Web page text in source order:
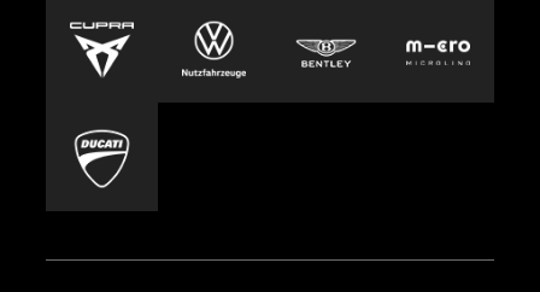
Europcar
Carsharing
Mobility-as-a-Service
Parking
Presse